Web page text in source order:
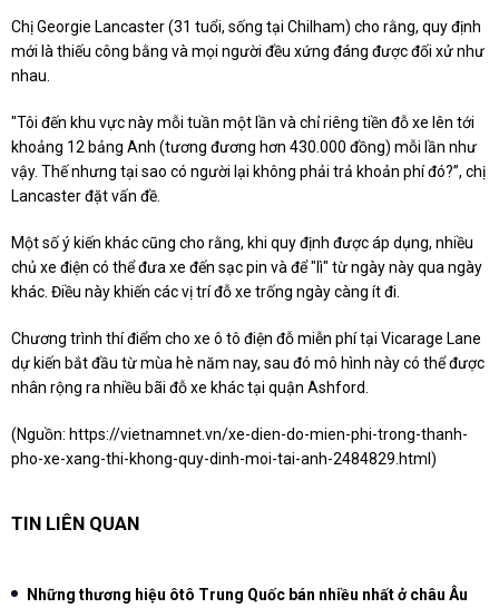
Chị Georgie Lancaster (31 tuổi, sống tại Chilham) cho rằng, quy định
mới là thiếu công bằng và mọi người đều xứng đáng được đối xử như
nhau.
"Tôi đến khu vực này mỗi tuần một lần và chỉ riêng tiền đỗ xe lên tới
khoảng 12 bảng Anh (tương đương hơn 430.000 đồng) mỗi lần như
vậy. Thế nhưng tại sao có người lại không phải trả khoản phí đó?”, chị
Lancaster đặt vấn đề.
Một số ý kiến khác cũng cho rằng, khi quy định được áp dụng, nhiều
chủ xe điện có thể đưa xe đến sạc pin và để "lì" từ ngày này qua ngày
khác. Điều này khiến các vị trí đỗ xe trống ngày càng ít đi.
Chương trình thí điểm cho xe ô tô điện đỗ miễn phí tại Vicarage Lane
dự kiến bắt đầu từ mùa hè năm nay, sau đó mô hình này có thể được
nhân rộng ra nhiều bãi đỗ xe khác tại quận Ashford.
(Nguồn: https://vietnamnet.vn/xe-dien-do-mien-phi-trong-thanh-
pho-xe-xang-thi-khong-quy-dinh-moi-tai-anh-2484829.html )
TIN LIÊN QUAN
Những thương hiệu ôtô Trung Quốc bán nhiều nhất ở châu Âu